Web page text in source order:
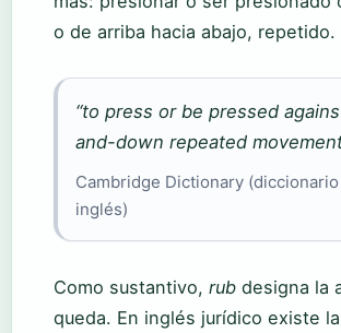
o de arriba hacia abajo, repetido.
“to press or be pressed
and-down repeated
Cambridge Dictionary
inglés)
Como sustantivo, rub designa la
queda. En inglés jurídico existe